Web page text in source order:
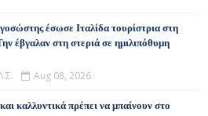
έσωσε Ιταλίδα τουρίστρια στη
έβγαλαν στη στεριά σε ημιλιπόθυμη
Aug 08, 2026
καλλυντικά πρέπει να μπαίνουν στο